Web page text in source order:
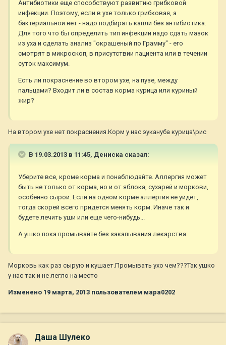
Антибиотики еще способствуют развитию грибковой
инфекции. Поэтому, если в ухе только грибковая, а
бактериальной нет - надо подбирать капли без антибиотика.
Для того что бы определить тип инфекции надо сдать мазок
из уха и сделать анализ "окрашеный по Грамму" - его
смотрят в микроскоп, в присутствии пациента или в течении
суток максимум.
Есть ли покраснение во втором ухе, на пузе, между
пальцами? Входит ли в состав корма курица или куриный
жир?
На втором ухе нет покраснения.Корм у нас эукануба курица\рис
В 19.03.2013 в 11:45, Дениска сказал:
Уберите все, кроме корма и понаблюдайте. Аллергия может
быть не только от корма, но и от яблока, сухарей и моркови,
особенно сырой. Если на одном корме аллергия не уйдет,
тогда скорей всего придется менять корм. Иначе так и
будете лечить уши или еще чего-нибудь...
А ушко пока промывайте без закапывания лекарства.
Морковь как раз сырую и кушает.Промывать ухо чем???Так ушко
у нас так и не легло на место
Изменено 19 марта, 2013 пользователем мара0202
Даша Шулеко